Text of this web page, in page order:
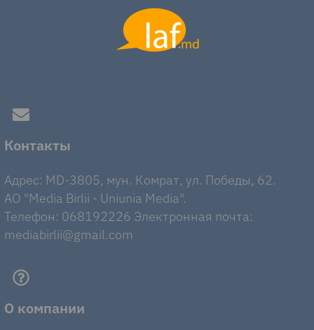
Контакты
Адрес: MD-3805, мун. Комрат, ул. Победы, 62.
AO "Media Birlii - Uniunia Media".
Телефон: 068192226 Электронная почта:
mediabirlii@gmail.com
О компании